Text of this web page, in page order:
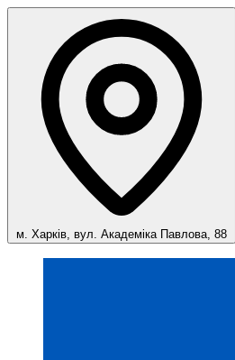
м. Харків, вул. Академіка Павлова, 88